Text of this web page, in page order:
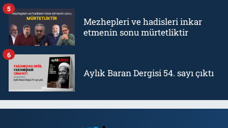
Mezhepleri ve hadisleri inkar
etmenin sonu mürtetliktir
5
Aylık Baran Dergisi 54. sayı çıktı
6